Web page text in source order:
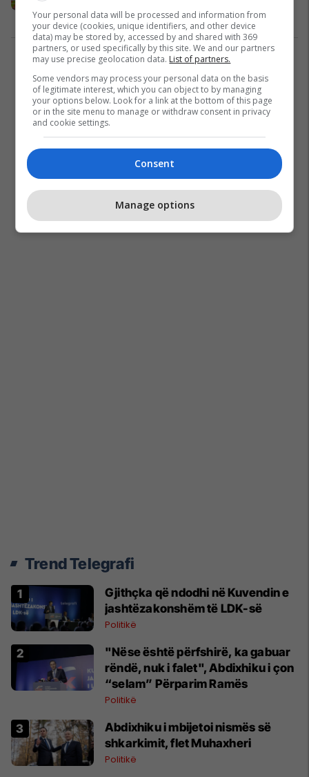
gjendeshin “të paketuar në
arkivolet metalikë”
Nga Bota 24/10/2019
1
Trend Telegrafi
Gjithçka që ndodhi në Kuvendin e
jashtëzakonshëm të LDK-së
Politikë
"Nëse është përfshirë, ka gabuar
rëndë, nuk i falet", Abdixhiku i çon
“selam” Përparim Ramës
Politikë
Abdixhiku i mbijetoi nismës së
shkarkimit, flet Muhaxheri
Politikë
Your personal data will be processed and information from
your device (cookies, unique identifiers, and other device
data) may be stored by, accessed by and shared with 369
partners, or used specifically by this site. We and our partners
may use precise geolocation data. List of partners.
Some vendors may process your personal data on the basis
of legitimate interest, which you can object to by managing
your options below. Look for a link at the bottom of this page
or in the site menu to manage or withdraw consent in privacy
and cookie settings.
Consent
Manage options